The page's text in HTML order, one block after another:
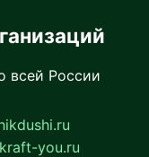
всей России
kraft-you.ru